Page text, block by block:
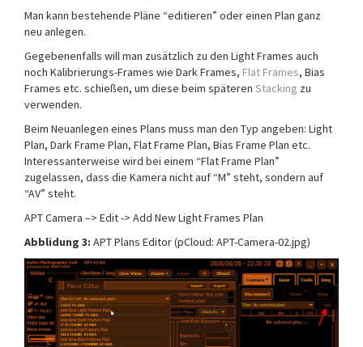
Man kann bestehende Pläne “editieren” oder einen Plan ganz
neu anlegen.
Gegebenenfalls will man zusätzlich zu den Light Frames auch
noch Kalibrierungs-Frames wie Dark Frames, Flat Frames, Bias
Frames etc. schießen, um diese beim späteren Stacking zu
verwenden.
Beim Neuanlegen eines Plans muss man den Typ angeben: Light
Plan, Dark Frame Plan, Flat Frame Plan, Bias Frame Plan etc.
Interessanterweise wird bei einem “Flat Frame Plan”
zugelassen, dass die Kamera nicht auf “M” steht, sondern auf
“AV” steht.
APT Camera –> Edit -> Add New Light Frames Plan
Abblidung 3: APT Plans Editor (pCloud: APT-Camera-02.jpg)